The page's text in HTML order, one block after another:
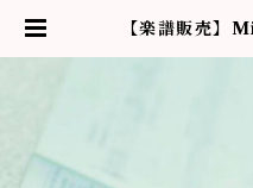
【楽譜販売】